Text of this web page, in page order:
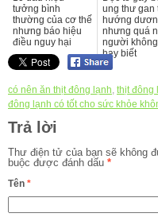
tưởng bình
thường của cơ thế
nhưng báo hiệu
điều nguy hại
ung thư gan
hướng
nhưng quá
người
hay biết
có nên ăn thịt đông lạnh thịt đông
đông lạnh có tốt cho sức khỏe
Trả lời
Thư điện tử của bạn sẽ không
buộc được đánh dấu *
Tên *